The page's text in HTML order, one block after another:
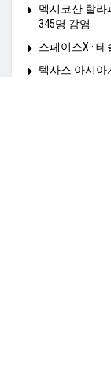
멕시코산 할라
345명 감염
스페이스X ·
텍사스 아시아